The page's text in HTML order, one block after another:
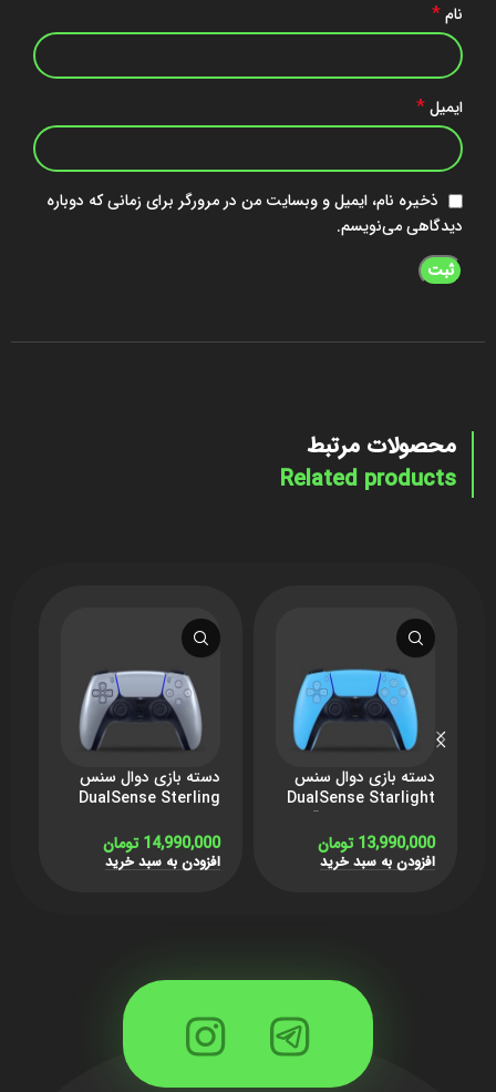
نام*
ایمیل*
ذخیره نام، ایمیل و وبسایت من در مرورگر برای زمانی که دوباره
دیدگاهی می‌نویسم.
محصولات مرتبط
Related products
دسته بازی دوال سنس
DualSense Starlight
13,990,000 تومان
افزودن به سبد خرید
دسته بازی دوال سنس
DualSense Sterling
ای
14,990,000 تومان
افزودن به سبد خرید